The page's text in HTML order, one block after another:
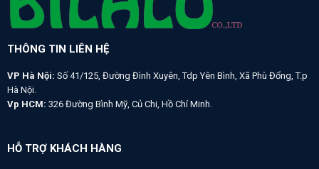
THÔNG TIN LIÊN HỆ
VP Hà Nội: Số 41/125, Đường Đình Xuyên, Tdp Yên Bình, Xã Phù Đổng, T.p
Hà Nội.
Vp HCM: 326 Đường Bình Mỹ, Củ Chi, Hồ Chí Minh.
HỖ TRỢ KHÁCH HÀNG